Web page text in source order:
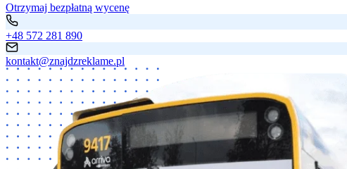
Otrzymaj bezpłatną wycenę
+48 572 281 890
kontakt@znajdzreklame.pl